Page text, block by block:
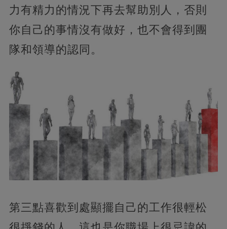
力有精力的情況下再去幫助別人，否則
你自己的事情沒有做好，也不會得到團
隊和領導的認同。
第三點喜歡到處顯擺自己的工作很輕松